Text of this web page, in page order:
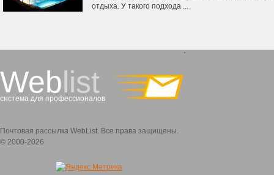
отдыха. У такого подхода ...
Weblist
система для профессионалов
`
Почтовая рассылка WebList. Все права защищены.
© 2000-2026